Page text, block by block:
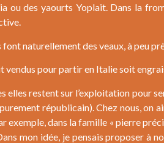
ou des yaourts Yoplait. Dans la
font naturellement des veaux, à peu
vendus pour partir en Italie soit
elles restent sur l’exploitation pour
républicain). Chez nous,
exemple, dans la famille « pierre
mon idée, je pensais proposer à